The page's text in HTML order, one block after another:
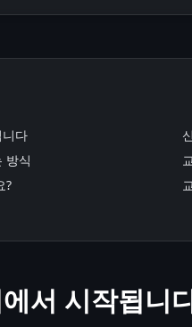
다
방식
?
서 시작됩니